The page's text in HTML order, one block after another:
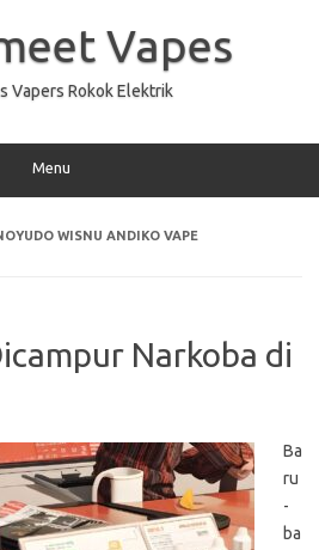
Vapes
Vapers Rokok Elektrik
Menu
WISNU ANDIKO VAPE
Narkoba di
Ba
ru
-
ba